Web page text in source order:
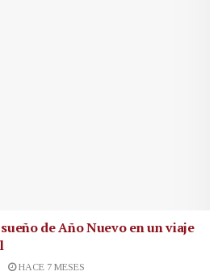
de Año Nuevo en un viaje
HACE 7 MESES